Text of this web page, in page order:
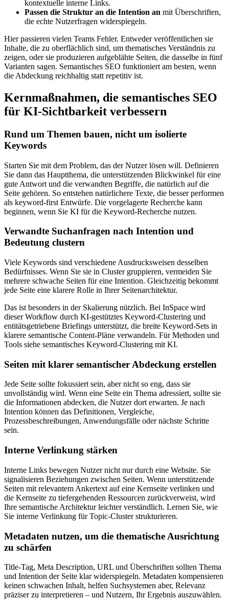
kontextuelle interne Links.
Passen die Struktur an die Intention an mit Überschriften,
die echte Nutzerfragen widerspiegeln.
Hier passieren vielen Teams Fehler. Entweder veröffentlichen sie
Inhalte, die zu oberflächlich sind, um thematisches Verständnis zu
zeigen, oder sie produzieren aufgeblähte Seiten, die dasselbe in fünf
Varianten sagen. Semantisches SEO funktioniert am besten, wenn
die Abdeckung reichhaltig statt repetitiv ist.
Kernmaßnahmen, die semantisches SEO
für KI-Sichtbarkeit verbessern
Rund um Themen bauen, nicht um isolierte
Keywords
Starten Sie mit dem Problem, das der Nutzer lösen will. Definieren
Sie dann das Hauptthema, die unterstützenden Blickwinkel für eine
gute Antwort und die verwandten Begriffe, die natürlich auf die
Seite gehören. So entstehen natürlichere Texte, die besser performen
als keyword-first Entwürfe. Die vorgelagerte Recherche kann
beginnen, wenn Sie KI für die Keyword-Recherche nutzen.
Verwandte Suchanfragen nach Intention und
Bedeutung clustern
Viele Keywords sind verschiedene Ausdrucksweisen desselben
Bedürfnisses. Wenn Sie sie in Cluster gruppieren, vermeiden Sie
mehrere schwache Seiten für eine Intention. Gleichzeitig bekommt
jede Seite eine klarere Rolle in Ihrer Seitenarchitektur.
Das ist besonders in der Skalierung nützlich. Bei InSpace wird
dieser Workflow durch KI-gestütztes Keyword-Clustering und
entitätsgetriebene Briefings unterstützt, die breite Keyword-Sets in
klarere semantische Content-Pläne verwandeln. Für Methoden und
Tools siehe semantisches Keyword-Clustering mit KI.
Seiten mit klarer semantischer Abdeckung erstellen
Jede Seite sollte fokussiert sein, aber nicht so eng, dass sie
unvollständig wird. Wenn eine Seite ein Thema adressiert, sollte sie
die Informationen abdecken, die Nutzer dort erwarten. Je nach
Intention können das Definitionen, Vergleiche,
Prozessbeschreibungen, Anwendungsfälle oder nächste Schritte
sein.
Interne Verlinkung stärken
Interne Links bewegen Nutzer nicht nur durch eine Website. Sie
signalisieren Beziehungen zwischen Seiten. Wenn unterstützende
Seiten mit relevantem Ankertext auf eine Kernseite verlinken und
die Kernseite zu tiefergehenden Ressourcen zurückverweist, wird
Ihre semantische Architektur leichter verständlich. Lernen Sie, wie
Sie interne Verlinkung für Topic-Cluster strukturieren.
Metadaten nutzen, um die thematische Ausrichtung
zu schärfen
Title-Tag, Meta Description, URL und Überschriften sollten Thema
und Intention der Seite klar widerspiegeln. Metadaten kompensieren
keinen schwachen Inhalt, helfen Suchsystemen aber, Relevanz
präziser zu interpretieren – und Nutzern, Ihr Ergebnis auszuwählen.